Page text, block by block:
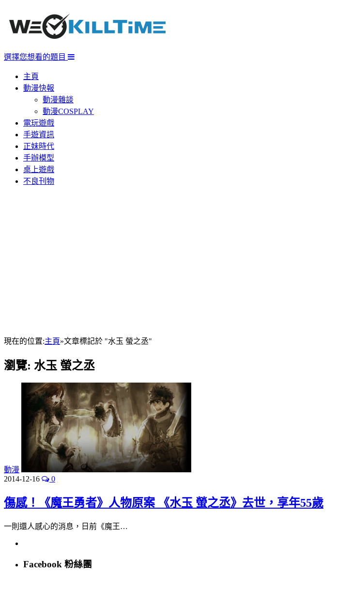
選擇您想看的題目
主頁
動漫快報
動漫雜談
動漫COSPLAY
電玩遊戲
手遊資訊
正妹時代
手辦模型
桌上遊戲
不良刊物
現在的位置:主頁»文章標記於 "水玉 螢之丞"
瀏覽: 水玉 螢之丞
動漫
2014-12-16
0
傷感！《魔王勇者》人物原案 《水玉 螢之丞》去世，享年55歲
一則還人感心的消息，日前《魔王…
Facebook 粉絲團